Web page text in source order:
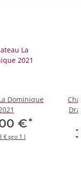
Dominique
€*
€ pro 1 l